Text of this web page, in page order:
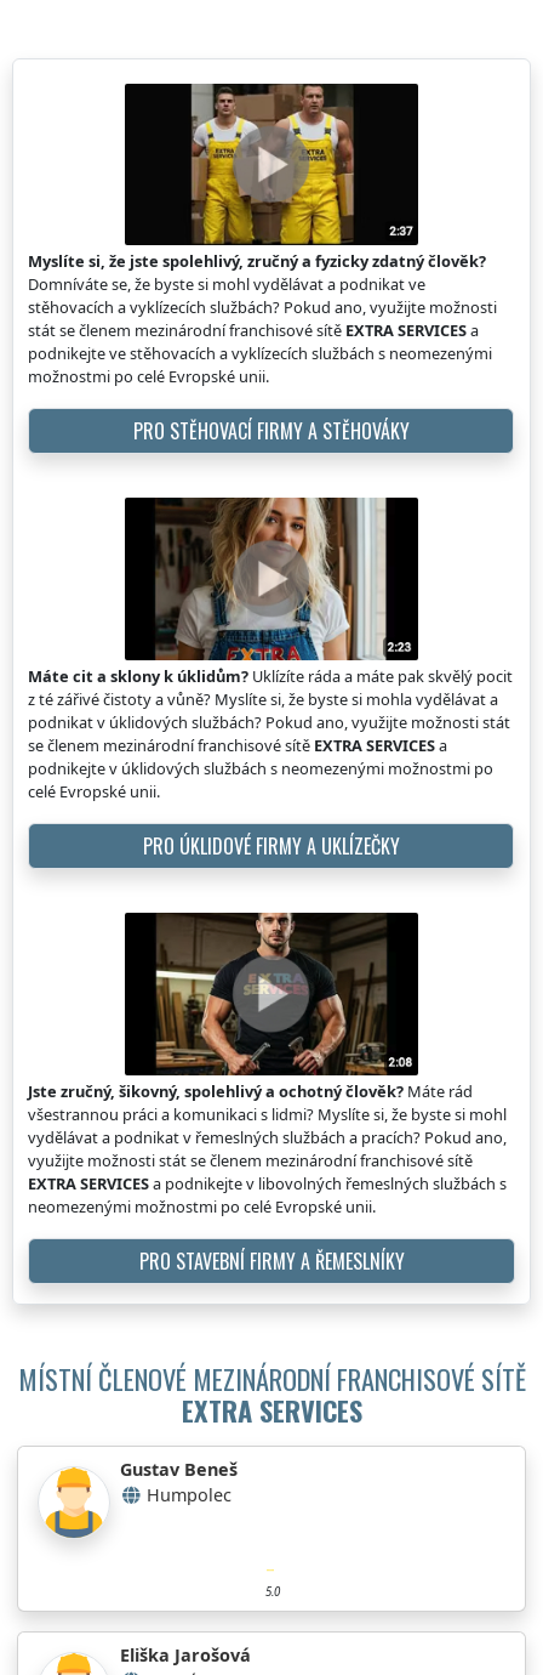
Myslíte si, že jste spolehlivý, zručný a fyzicky zdatný člověk?
Domníváte se, že byste si mohl vydělávat a podnikat ve
stěhovacích a vyklízecích službách? Pokud ano, využijte možnosti
stát se členem mezinárodní franchisové sítě EXTRA SERVICESa
podnikejte ve stěhovacích a vyklízecích službách s neomezenými
možnostmi po celé Evropské unii.
PRO STĚHOVACÍ FIRMY A STĚHOVÁKY
Máte cit a sklony k úklidům? Uklízíte ráda a máte pak skvělý pocit
z té zářivé čistoty a vůně? Myslíte si, že byste si mohla vydělávat a
podnikat v úklidových službách? Pokud ano, využijte možnosti stát
se členem mezinárodní franchisové sítě EXTRA SERVICESa
podnikejte v úklidových službách s neomezenými možnostmi po
celé Evropské unii.
PRO ÚKLIDOVÉ FIRMY A UKLÍZEČKY
Jste zručný, šikovný, spolehlivý a ochotný člověk? Máte rád
všestrannou práci a komunikaci s lidmi? Myslíte si, že byste si mohl
vydělávat a podnikat v řemeslných službách a pracích? Pokud ano,
využijte možnosti stát se členem mezinárodní franchisové sítě
EXTRA SERVICESa podnikejte v libovolných řemeslných službách s
neomezenými možnostmi po celé Evropské unii.
PRO STAVEBNÍ FIRMY A ŘEMESLNÍKY
MÍSTNÍ ČLENOVÉ MEZINÁRODNÍ FRANCHISOVÉ SÍTĚ
EXTRA SERVICES
Gustav Beneš
Humpolec
5.0
Eliška Jarošová